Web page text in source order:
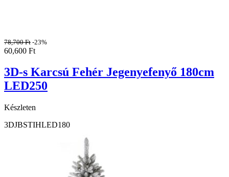
78,700Ft -23%
60,600 Ft
3D-s Karcsú Fehér Jegenyefenyő 180cm
LED250
Készleten
3DJBSTIHLED180